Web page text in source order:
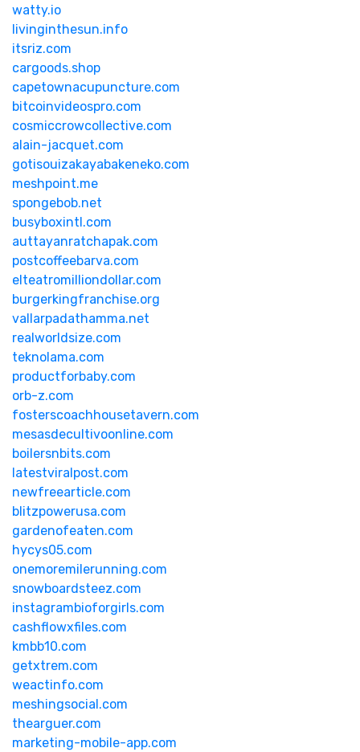
watty.io
livinginthesun.info
itsriz.com
cargoods.shop
capetownacupuncture.com
bitcoinvideospro.com
cosmiccrowcollective.com
alain-jacquet.com
gotisouizakayabakeneko.com
meshpoint.me
spongebob.net
busyboxintl.com
auttayanratchapak.com
postcoffeebarva.com
elteatromilliondollar.com
burgerkingfranchise.org
vallarpadathamma.net
realworldsize.com
teknolama.com
productforbaby.com
orb-z.com
fosterscoachhousetavern.com
mesasdecultivoonline.com
boilersnbits.com
latestviralpost.com
newfreearticle.com
blitzpowerusa.com
gardenofeaten.com
hycys05.com
onemoremilerunning.com
snowboardsteez.com
instagrambioforgirls.com
cashflowxfiles.com
kmbb10.com
getxtrem.com
weactinfo.com
meshingsocial.com
thearguer.com
marketing-mobile-app.com